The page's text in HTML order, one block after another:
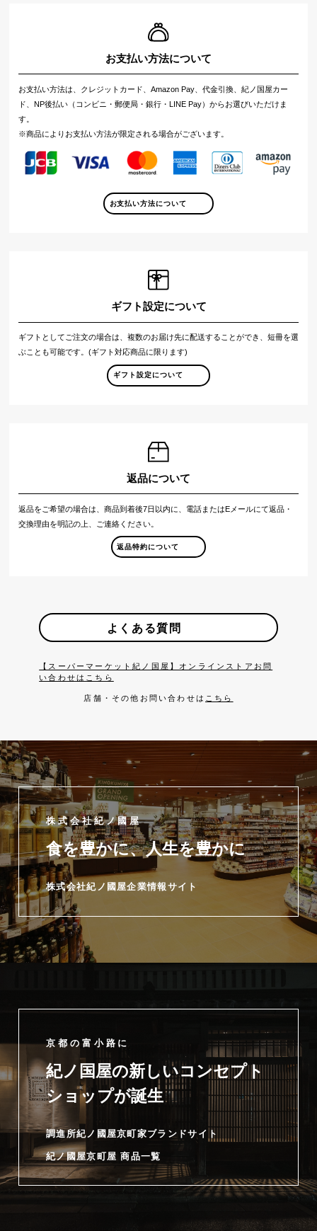
お支払い方法について
お支払い方法は、クレジットカード、Amazon Pay、代金引換、紀ノ国屋カー
ド、NP後払い（コンビニ・郵便局・銀行・LINE Pay）からお選びいただけま
す。
※商品によりお支払い方法が限定される場合がございます。
お支払い方法について
ギフト設定について
ギフトとしてご注文の場合は、複数のお届け先に配送することができ、短冊を選
ぶことも可能です。(ギフト対応商品に限ります)
ギフト設定について
返品について
返品をご希望の場合は、商品到着後7日以内に、電話またはEメールにて返品・
交換理由を明記の上、ご連絡ください。
返品特約について
よくある質問
【スーパーマーケット紀ノ国屋】オンラインストアお問
い合わせはこちら
店舗・その他お問い合わせは こちら
株式会社紀ノ國屋
食を豊かに、人生を豊かに
株式会社紀ノ國屋企業情報サイト
京都の富小路に
紀ノ国屋の新しいコンセプト
ショップが誕生
調進所紀ノ國屋京町家ブランドサイト
紀ノ國屋京町屋 商品一覧